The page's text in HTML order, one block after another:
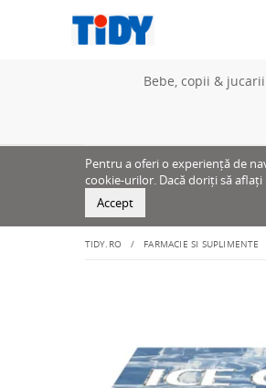
Bebe, copii & jucarii
Pentru a oferi o experiență de
cookie-urilor. Dacă doriți să
Accept
TIDY.RO FARMACIE SI SUPLIMENTE